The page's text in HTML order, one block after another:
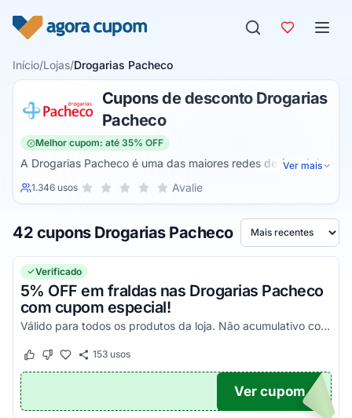
Início/Lojas/Drogarias Pacheco
Cupons de desconto Drogarias
Pacheco
Melhor cupom: até 35% OFF
A Drogarias Pacheco é uma das maiores redes de farmácia
do Brasil. A empresa atualmente funciona em sua
farmácia possui um site com interface amigável, sendo bem
fácil de mexer e conseguir efetuar compras por ele.
Ver mais
1.346 usosSua nota para Drogarias Pacheco, de 1 a 5 estrelas
5 estrelas
4 estrelas
3 estrelas
2 estrelas
1 estrela Avalie
42 cupons Drogarias Pacheco Ordenar por
Verificado
5% OFF em fraldas nas Drogarias Pacheco
com cupom especial!
Válido para todos os produtos da loja. Não acumulativo com outras promoções. Consulte as regras no site.
Este cupom funcionou
Este cupom não funcionou
153usos
A5
Ver cupom